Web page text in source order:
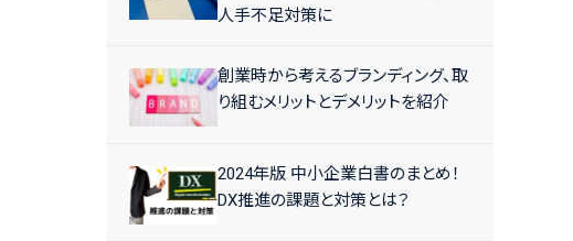
人手不足対策に
創業時から考えるブランディング、取
り組むメリットとデメリットを紹介
2024年版 中小企業白書のまとめ！
DX推進の課題と対策とは？